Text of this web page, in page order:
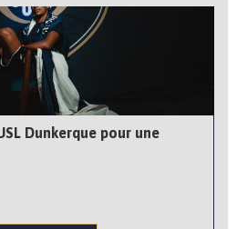
Dunkerque pour une